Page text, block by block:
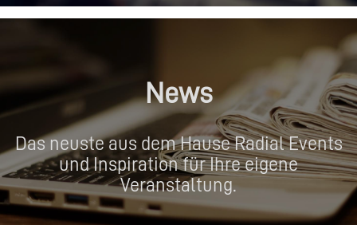
News
Das neuste aus dem Hause Radial Events
und Inspiration für Ihre eigene
Veranstaltung.